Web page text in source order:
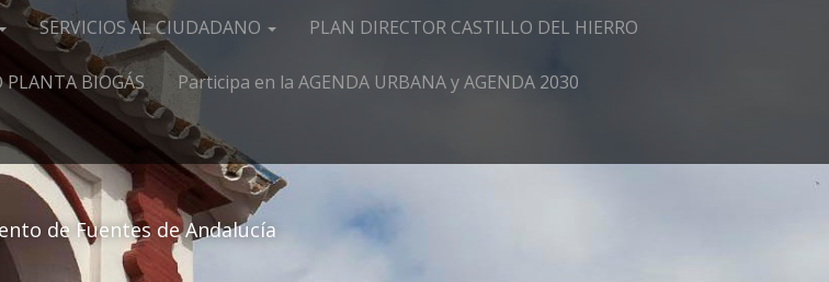
SERVICIOS AL CIUDADANO PLAN DIRECTOR CASTILLO DEL HIERRO
BIOGÁS Participa en la AGENDA URBANA y AGENDA 2030
de Fuentes de Andalucía